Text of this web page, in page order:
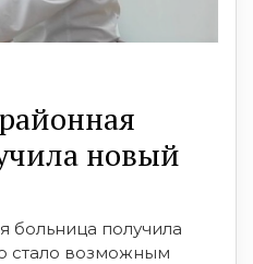
новый
больница получила
стало возможным